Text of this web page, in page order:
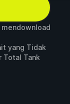
yang Tidak
Total Tank